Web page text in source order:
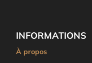
INFORMATIONS
À propos